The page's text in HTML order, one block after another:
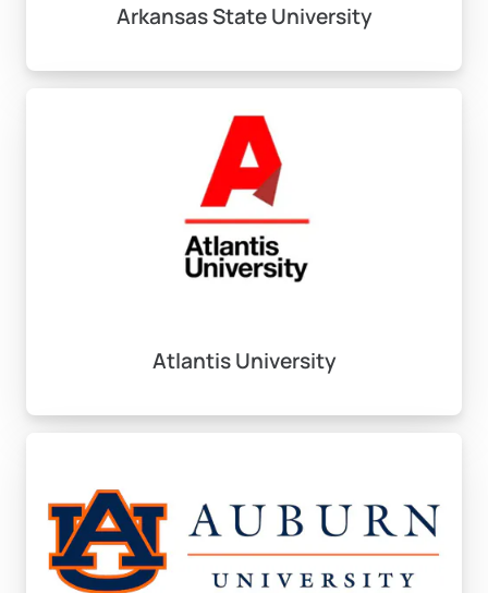
Arkansas State University
Atlantis University